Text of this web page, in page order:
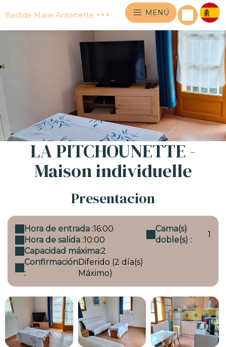
Bastide Marie Antoinette MENÚ
LA PITCHOUNETTE -
Maison individuelle
Presentacion
Hora de entrada :16:00
Hora de salida :10:00
Capacidad máxima:2
Confirmación
:
Diferido (2 día(s)
Máximo)
Cama(s)
doble(s) :
1